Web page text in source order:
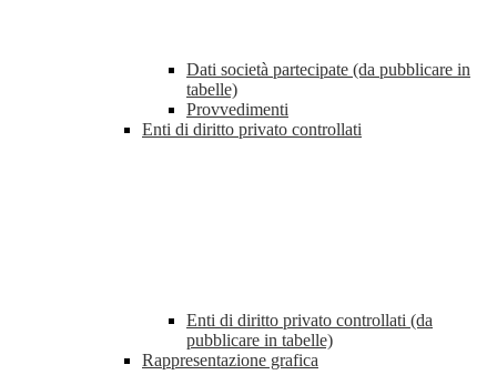
Dati società partecipate (da pubblicare in
tabelle)
Provvedimenti
Enti di diritto privato controllati
Enti di diritto privato controllati (da
pubblicare in tabelle)
Rappresentazione grafica